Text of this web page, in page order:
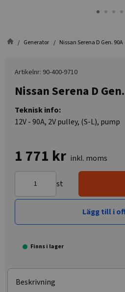
Generator Nissan Serena D Gen. 90A
Artikelnr: 90-400-9710
Nissan Serena D
Teknisk info:
12V - 90A, 2V pulley, (S-L), pump
1 771 kr inkl. moms
st
Lägg till i
Finns i lager
Beskrivning